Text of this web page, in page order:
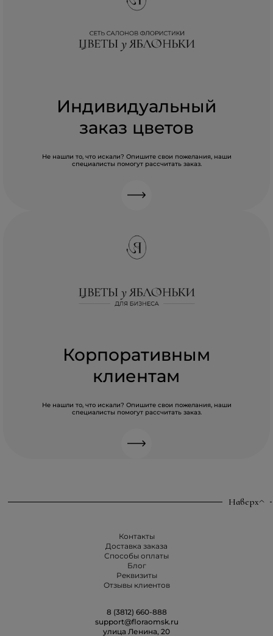
Индивидуальный
заказ цветов
Не нашли то, что искали? Опишите свои пожелания, наши
специалисты помогут рассчитать заказ.
Корпоративным
клиентам
Не нашли то, что искали? Опишите свои пожелания, наши
специалисты помогут рассчитать заказ.
Наверх
Контакты
Доставка заказа
Способы оплаты
Блог
Реквизиты
Отзывы клиентов
8 (3812) 660-888
support@floraomsk.ru
улица Ленина, 20